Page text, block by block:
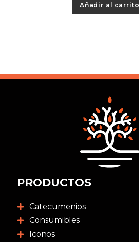
Añadir al carrito
PRODUCTOS
Catecumenios
Consumibles
Iconos